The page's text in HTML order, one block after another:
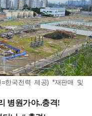
한국전력 제공) *재판매 및